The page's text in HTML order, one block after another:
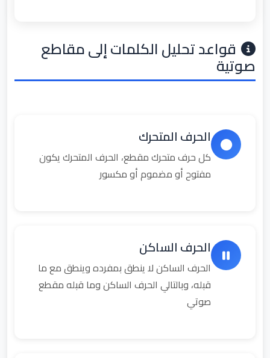
قواعد تحليل الكلمات إلى مقاطع
صوتية
الحرف المتحرك
كل حرف متحرك مقطع، الحرف المتحرك يكون
مفتوح أو مضموم أو مكسور
الحرف الساكن
الحرف الساكن لا ينطق بمفرده وينطق مع ما
قبله، وبالتالي الحرف الساكن وما قبله مقطع
صوتي